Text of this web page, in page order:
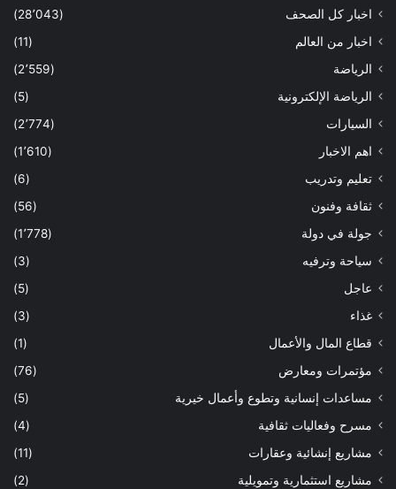
اخبار كل الصحف
(28٬043)
اخبار من العالم
(11)
الرياضة
(2٬559)
الرياضة الإلكترونية
(5)
السيارات
(2٬774)
اهم الاخبار
(1٬610)
تعليم وتدريب
(6)
ثقافة وفنون
(56)
جولة في دولة
(1٬778)
سياحة وترفيه
(3)
عاجل
(5)
غذاء
(3)
قطاع المال والأعمال
(1)
مؤتمرات ومعارض
(76)
مساعدات إنسانية وتطوع وأعمال خيرية
(5)
مسرح وفعاليات ثقافية
(4)
مشاريع إنشائية وعقارات
(11)
مشاريع استثمارية وتمويلية
(2)